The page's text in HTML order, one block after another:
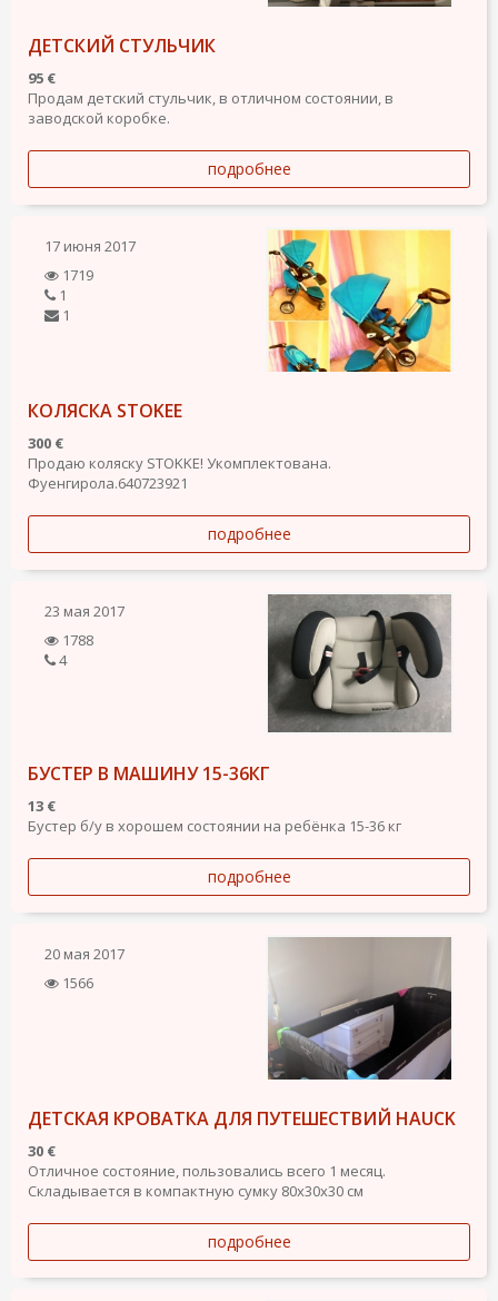
ДЕТСКИЙ СТУЛЬЧИК
95 €
Продам детский стульчик, в отличном состоянии, в
заводской коробке.
подробнее
17 июня 2017
1719
1
1
КОЛЯСКА STOKEE
300 €
Продаю коляску STOKKE! Укомплектована.
Фуенгирола.640723921
подробнее
23 мая 2017
1788
4
БУСТЕР В МАШИНУ 15-36КГ
13 €
Бустер б/у в хорошем состоянии на ребёнка 15-36 кг
подробнее
20 мая 2017
1566
ДЕТСКАЯ КРОВАТКА ДЛЯ ПУТЕШЕСТВИЙ HAUCK
30 €
Отличное состояние, пользовались всего 1 месяц.
Складывается в компактную сумку 80х30х30 см
подробнее